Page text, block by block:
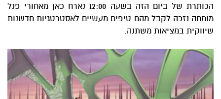
הכותרת של ביום הזה בשעה 12:00 נארח כאן מאחורי פנל
מומחה נזכה לקבל מהם טיפים מעשיים לאסטרטגיות חדשנות
שיווקית במציאות משתנה.